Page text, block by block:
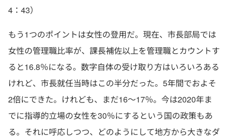
4：43）
もう1つのポイントは女性の登用だ。現在、市長部局では
女性の管理職比率が、課長補佐以上を管理職とカウントす
ると16.8％になる。数字自体の受け取り方はいろいろある
けれど、市長就任当時はこの半分だった。5年間でおよそ
2倍にできた。けれども、まだ16〜17％。今は2020年ま
でに指導的立場の女性を30％にするという国の政策もあ
る。それに呼応しつつ、どのようにして地方から大きなダ